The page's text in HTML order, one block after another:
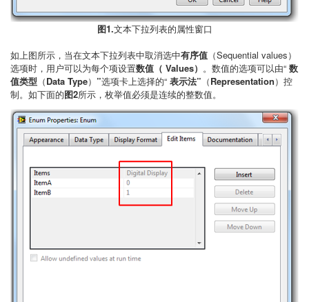
图1.文本下拉列表的属性窗口
如上图所示，当在文本下拉列表中取消选中有序值 （Sequential values）
选项时，用户可以为每个项设置数值（ Values） 。数值的选项可以由“ 数
值类型 （Data Type） ”选项卡上选择的“ 表示法” （Representation）控
制。如下面的图2所示，枚举值必须是连续的整数值。